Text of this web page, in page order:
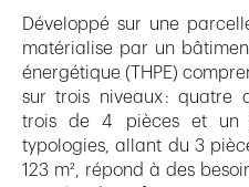
Développé sur une
matérialise par un
énergétique (THPE)
sur trois niveaux : quatre
trois de 4 pièces et un
typologies, allant du 3
123 m², répond à des